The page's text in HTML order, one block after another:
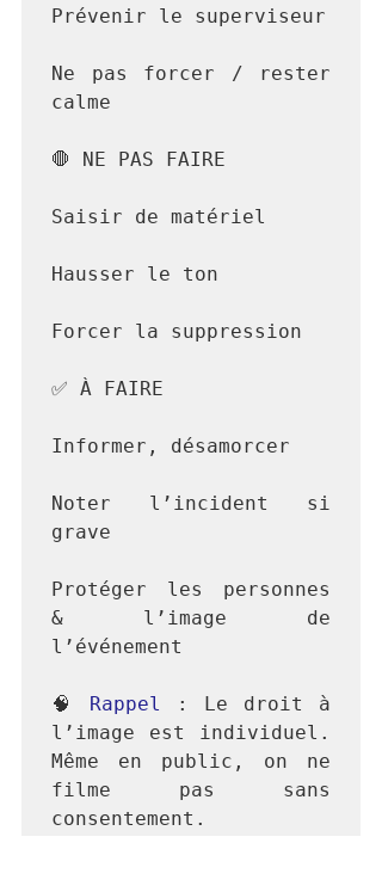
Prévenir le superviseur
Ne pas forcer / rester
calme
🛑 NE PAS FAIRE
Saisir de matériel
Hausser le ton
Forcer la suppression
✅ À FAIRE
Informer, désamorcer
Noter l’incident si
grave
Protéger les personnes
& l’image de
l’événement
🧠 Rappel
: Le droit à
l’image est individuel.
Même en public, on ne
filme pas sans